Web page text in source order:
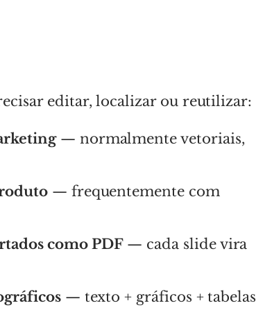
editar, localizar ou reutilizar:
— normalmente vetoriais,
— frequentemente com
como PDF— cada slide vira
— texto + gráficos + tabelas